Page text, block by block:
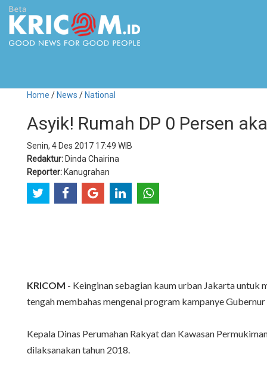
Home / News / National
Asyik! Rumah DP 0 Persen
Senin, 4 Des 2017 17:49 WIB
Redaktur: Dinda Chairina
Reporter: Kanugrahan
KRICOM - Keinginan sebagian kaum urban Jakarta untuk
tengah membahas mengenai program kampanye
Kepala Dinas Perumahan Rakyat dan Kawasan
dilaksanakan tahun 2018.